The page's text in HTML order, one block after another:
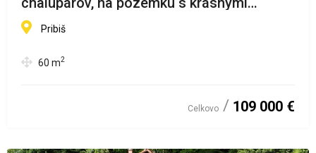
výhľadmi
Pribiš
60 m2
Celkovo 109 000 €